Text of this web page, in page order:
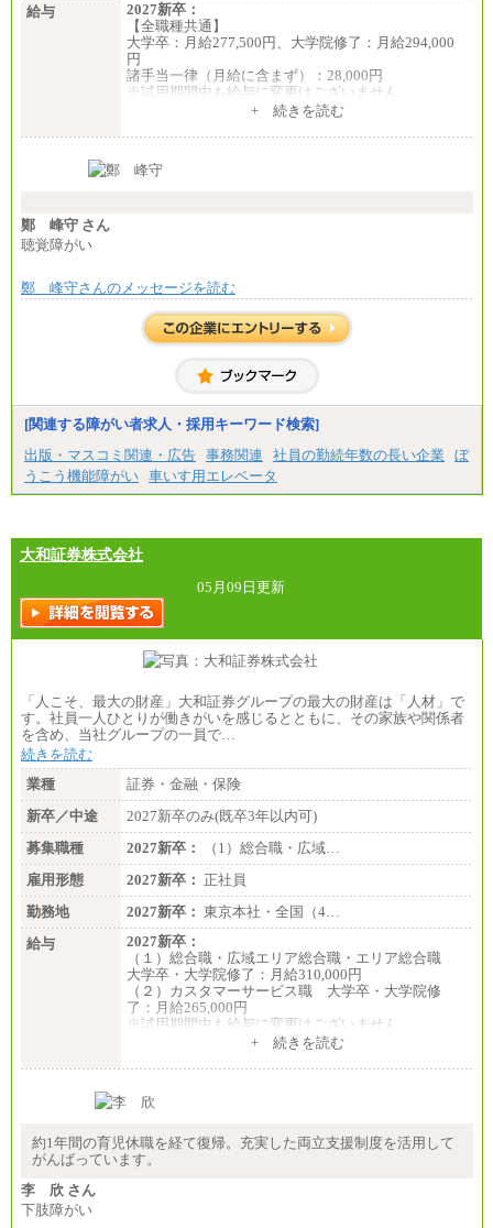
給与
2027新卒：
【全職種共通】
大学卒：月給277,500円、大学院修了：月給294,000
円
諸手当一律（月給に含まず）：28,000円
※試用期間中も給与に変更はございません
月給370,000円～
ます。
+ 続きを読む
鄭 峰守 さん
聴覚障がい
鄭 峰守さんのメッセージを読む
[関連する障がい者求人・採用キーワード検索]
出版・マスコミ関連・広告 事務関連 社員の勤続年数の長い企業
ぼ
うこう機能障がい 車いす用エレベータ
大和証券株式会社
05月09日更新
「人こそ、最大の財産」大和証券グループの最大の財産は「人材」で
す。社員一人ひとりが働きがいを感じるとともに、その家族や関係者
を含め、当社グループの一員で…
続きを読む
業種
証券・金融・保険
新卒／中途
2027新卒のみ(既卒3年以内可)
募集職種
2027新卒：
（1）総合職・広域…
雇用形態
2027新卒： 正社員
勤務地
2027新卒： 東京本社・全国（4…
給与
2027新卒：
（１）総合職・広域エリア総合職・エリア総合職
大学卒・大学院修了：月給310,000円
（２）カスタマーサービス職 大学卒・大学院修
了：月給265,000円
※試用期間中も給与に変更はございません
+ 続きを読む
約1年間の育児休職を経て復帰。充実した両立支援制度を活用して
がんばっています。
李 欣 さん
下肢障がい